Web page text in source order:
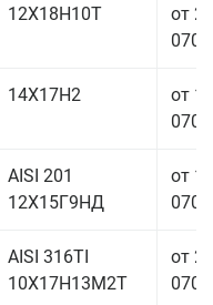
12Х18Н10Т
от
14Х17Н2
от
AISI 201
12Х15Г9НД
от
AISI 316TI
10Х17Н13М2Т
от